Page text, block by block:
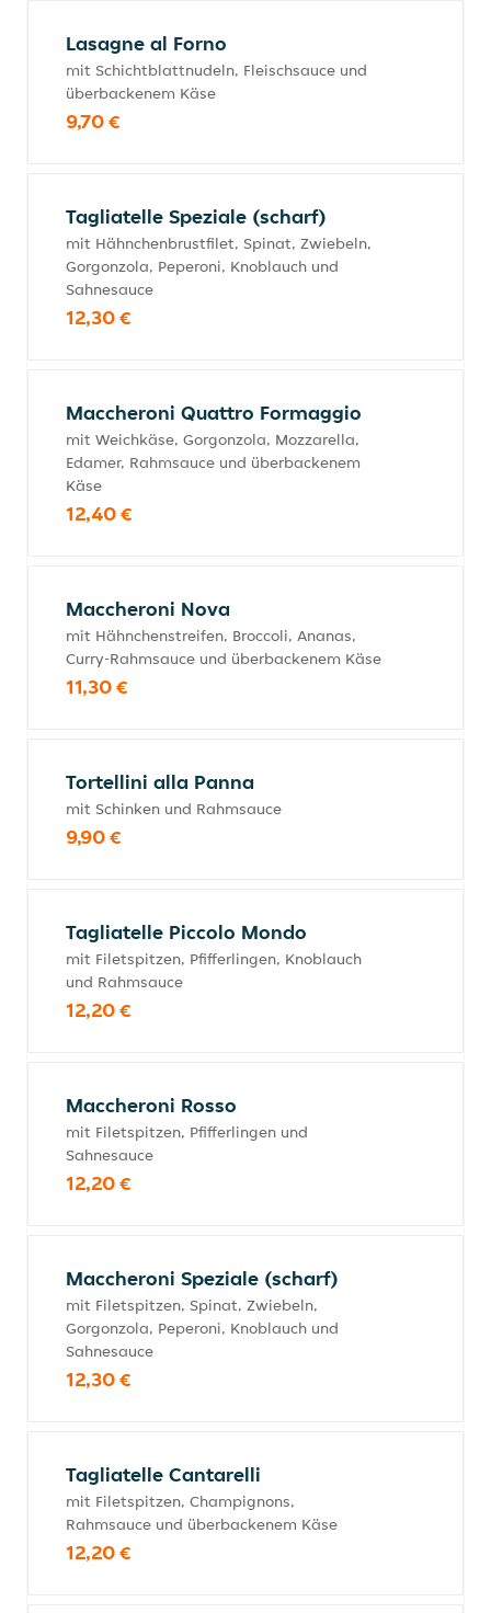
Lasagne al Forno
mit Schichtblattnudeln, Fleischsauce und
überbackenem Käse
9,70 €
Tagliatelle Speziale (scharf)
mit Hähnchenbrustfilet, Spinat, Zwiebeln,
Gorgonzola, Peperoni, Knoblauch und
Sahnesauce
12,30 €
Maccheroni Quattro Formaggio
mit Weichkäse, Gorgonzola, Mozzarella,
Edamer, Rahmsauce und überbackenem
Käse
12,40 €
Maccheroni Nova
mit Hähnchenstreifen, Broccoli, Ananas,
Curry-Rahmsauce und überbackenem Käse
11,30 €
Tortellini alla Panna
mit Schinken und Rahmsauce
9,90 €
Tagliatelle Piccolo Mondo
mit Filetspitzen, Pfifferlingen, Knoblauch
und Rahmsauce
12,20 €
Maccheroni Rosso
mit Filetspitzen, Pfifferlingen und
Sahnesauce
12,20 €
Maccheroni Speziale (scharf)
mit Filetspitzen, Spinat, Zwiebeln,
Gorgonzola, Peperoni, Knoblauch und
Sahnesauce
12,30 €
Tagliatelle Cantarelli
mit Filetspitzen, Champignons,
Rahmsauce und überbackenem Käse
12,20 €